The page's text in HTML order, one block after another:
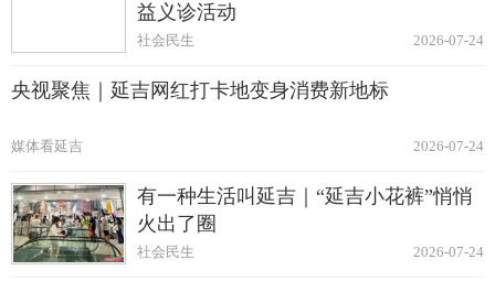
益义诊活动
2026-07-24
社会民生
央视聚焦｜延吉网红打卡地变身消费新地标
2026-07-24
媒体看延吉
有一种生活叫延吉｜“延吉小花裤”悄悄
火出了圈
2026-07-24
社会民生